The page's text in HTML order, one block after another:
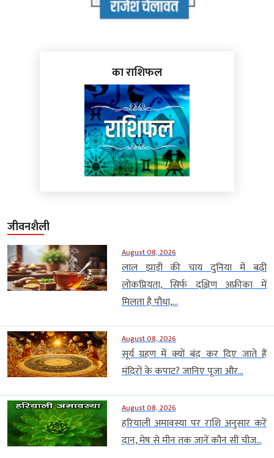
का राशिफल
जीवनशैली
August 08, 2026
लाल झाड़ी की चाय दुनिया में बढ़ी
लोकप्रियता, सिर्फ दक्षिण अफ्रीका में
मिलता है पौधा,...
August 08, 2026
सूर्य ग्रहण में क्यों बंद कर दिए जाते हैं
मंदिरों के कपाट? जानिए पूजा और...
August 08, 2026
हरियाली अमावस्या पर राशि अनुसार करें
दान, मेष से मीन तक जानें कौन सी चीज...